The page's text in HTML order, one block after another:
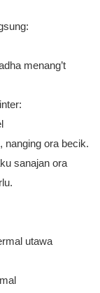
menang’t
ora becik.
sanajan ora
utawa